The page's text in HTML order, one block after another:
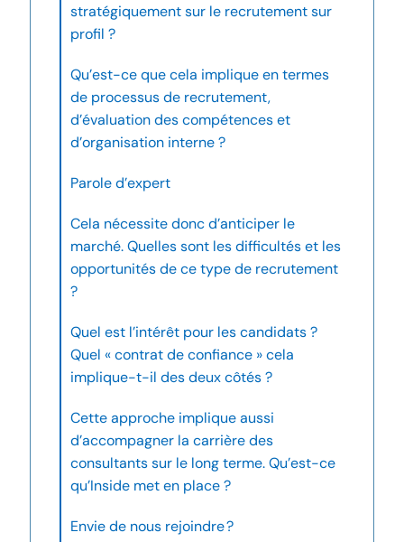
stratégiquement sur le recrutement sur
profil ?
Qu’est-ce que cela implique en termes
de processus de recrutement,
d’évaluation des compétences et
d’organisation interne ?
Parole d’expert
Cela nécessite donc d’anticiper le
marché. Quelles sont les difficultés et les
opportunités de ce type de recrutement
?
Quel est l’intérêt pour les candidats ?
Quel « contrat de confiance » cela
implique-t-il des deux côtés ?
Cette approche implique aussi
d’accompagner la carrière des
consultants sur le long terme. Qu’est-ce
qu’Inside met en place ?
Envie de nous rejoindre ?